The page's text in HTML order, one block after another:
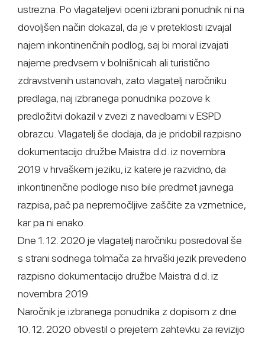
ustrezna. Po vlagateljevi oceni izbrani ponudnik ni na
dovoljšen način dokazal, da je v preteklosti izvajal
najem inkontinenčnih podlog, saj bi moral izvajati
najeme predvsem v bolnišnicah ali turistično
zdravstvenih ustanovah, zato vlagatelj naročniku
predlaga, naj izbranega ponudnika pozove k
predložitvi dokazil v zvezi z navedbami v ESPD
obrazcu. Vlagatelj še dodaja, da je pridobil razpisno
dokumentacijo družbe Maistra d.d. iz novembra
2019 v hrvaškem jeziku, iz katere je razvidno, da
inkontinenčne podloge niso bile predmet javnega
razpisa, pač pa nepremočljive zaščite za vzmetnice,
kar pa ni enako.
Dne 1. 12. 2020 je vlagatelj naročniku posredoval še
s strani sodnega tolmača za hrvaški jezik prevedeno
razpisno dokumentacijo družbe Maistra d.d. iz
novembra 2019.
Naročnik je izbranega ponudnika z dopisom z dne
10. 12. 2020 obvestil o prejetem zahtevku za revizijo